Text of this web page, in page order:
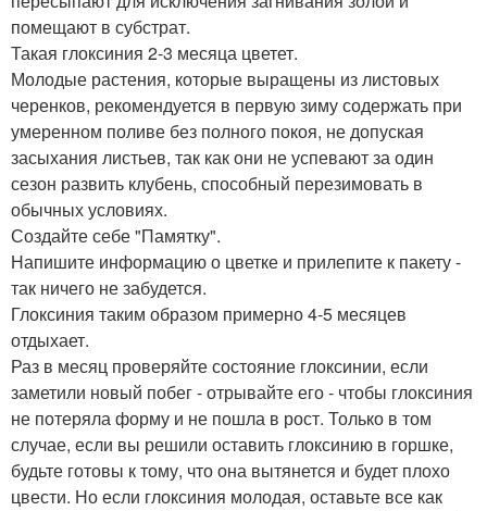
помещают в субстрат.
Такая глоксиния 2-3 месяца цветет.
Молодые растения, которые выращены из листовых
черенков, рекомендуется в первую зиму содержать при
умеренном поливе без полного покоя, не допуская
засыхания листьев, так как они не успевают за один
сезон развить клубень, способный перезимовать в
обычных условиях.
Создайте себе "Памятку".
Напишите информацию о цветке и прилепите к пакету -
так ничего не забудется.
Глоксиния таким образом примерно 4-5 месяцев
отдыхает.
Раз в месяц проверяйте состояние глоксинии, если
заметили новый побег - отрывайте его - чтобы глоксиния
не потеряла форму и не пошла в рост. Только в том
случае, если вы решили оставить глоксинию в горшке,
будьте готовы к тому, что она вытянется и будет плохо
цвести. Но если глоксиния молодая, оставьте все как